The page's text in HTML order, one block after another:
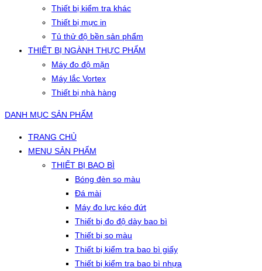
Thiết bị kiểm tra khác
Thiết bị mực in
Tủ thử độ bền sản phẩm
THIẾT BỊ NGÀNH THỰC PHẨM
Máy đo độ mặn
Máy lắc Vortex
Thiết bị nhà hàng
DANH MỤC SẢN PHẨM
TRANG CHỦ
MENU SẢN PHẨM
THIẾT BỊ BAO BÌ
Bóng đèn so màu
Đá mài
Máy đo lực kéo đứt
Thiết bị đo độ dày bao bì
Thiết bị so màu
Thiết bị kiểm tra bao bì giấy
Thiết bị kiểm tra bao bì nhựa